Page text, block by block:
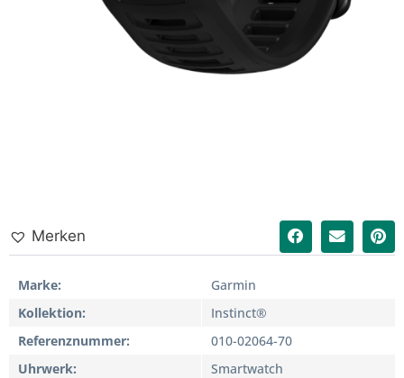
Merken
Marke
Garmin
Kollektion
Instinct®
Referenznummer
010-02064-70
Uhrwerk
Smartwatch